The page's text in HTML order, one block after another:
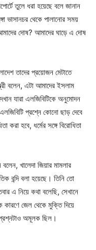
তুলে ধরা হয়েছে বলে জানান
ভাসানচর থেকে পালানোর সময়
দোষ? আমাদের ঘাড়ে এ দোষ
তাদের প্রয়োজন মেটাতে
বলেন, এটা আমাদের ইসলাম
যারা এলজিবিটিকে অনুমোদন
প্রশ্নে কোনো ছাড় দেবে
করা হবে, ধর্মের সঙ্গে বিরোধিতা
বলেন, খালেদা জিয়ার মামলার
বন্দি বলা হয়েছে। তিনি তো
এ নিয়ে কথা বলেছি, সেখানে
জেল থেকে মুক্তি দিয়ে
প্রশ্নটাও অমূলক ছিল।